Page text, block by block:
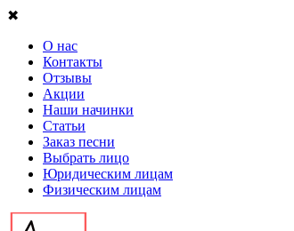
✖
О нас
Контакты
Отзывы
Акции
Наши начинки
Статьи
Заказ песни
Выбрать лицо
Юридическим лицам
Физическим лицам